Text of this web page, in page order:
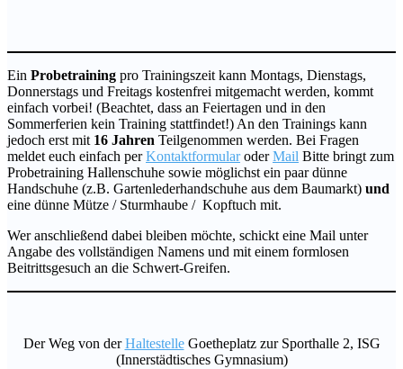
Ein Probetraining pro Trainingszeit kann Montags, Dienstags,
Donnerstags und Freitags kostenfrei mitgemacht werden, kommt
einfach vorbei! (Beachtet, dass an Feiertagen und in den
Sommerferien kein Training stattfindet!) An den Trainings kann
jedoch erst mit 16 Jahren Teilgenommen werden. Bei Fragen
meldet euch einfach perKontaktformularoderMail Bitte bringt zum
Probetraining Hallenschuhe sowie möglichst ein paar dünne
Handschuhe (z.B. Gartenlederhandschuhe aus dem Baumarkt) und
eine dünne Mütze / Sturmhaube / Kopftuch mit.
Wer anschließend dabei bleiben möchte, schickt eine Mail unter
Angabe des vollständigen Namens und mit einem formlosen
Beitrittsgesuch an die Schwert-Greifen.
Der Weg von derHaltestelleGoetheplatz zur Sporthalle 2, ISG
(Innerstädtisches Gymnasium)